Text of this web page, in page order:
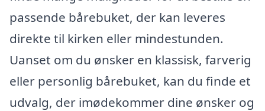
passende bårebuket, der kan leveres
direkte til kirken eller mindestunden.
Uanset om du ønsker en klassisk, farverig
eller personlig bårebuket, kan du finde et
udvalg, der imødekommer dine ønsker og